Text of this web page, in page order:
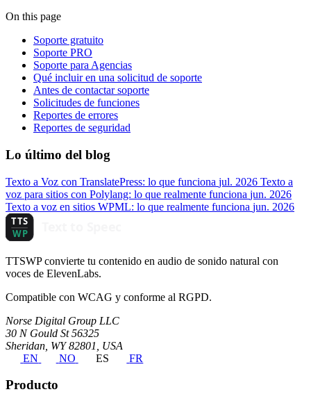
On this page
Soporte gratuito
Soporte PRO
Soporte para Agencias
Qué incluir en una solicitud de soporte
Antes de contactar soporte
Solicitudes de funciones
Reportes de errores
Reportes de seguridad
Lo último del blog
Texto a Voz con TranslatePress: lo que funciona jul. 2026 Texto a
voz para sitios con Polylang: lo que realmente funciona jun. 2026
Texto a voz en sitios WPML: lo que realmente funciona jun. 2026
TTSWP convierte tu contenido en audio de sonido natural con
voces de ElevenLabs.
Compatible con WCAG y conforme al RGPD.
Norse Digital Group LLC
30 N Gould St 56325
Sheridan, WY 82801, USA
EN
NO ES FR
Producto